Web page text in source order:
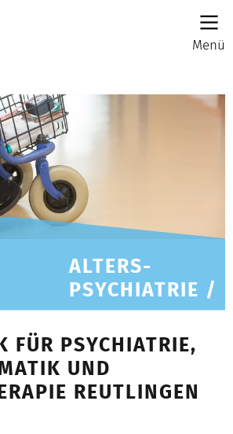
Menü
ALTERS-
PSYCHIATRIE /
FÜR PSYCHIATRIE,
UND
REUTLINGEN